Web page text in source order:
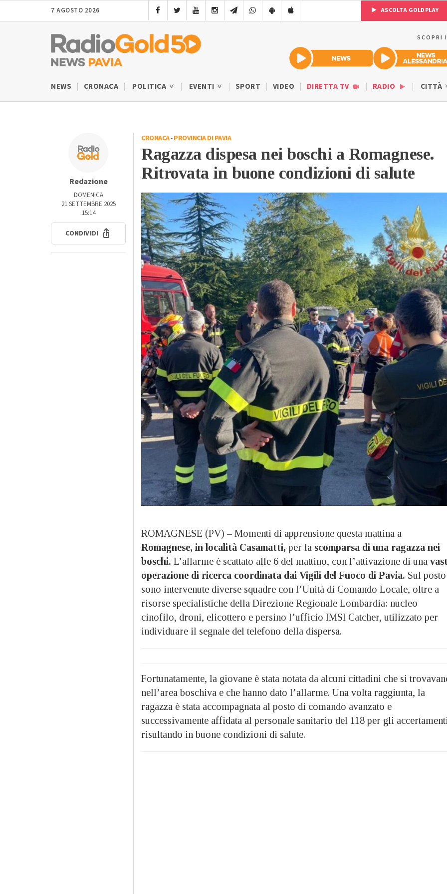
7 AGOSTO 2026 ASCOLTA GOLDPLAY
SCOPRI
NEWS CRONACA POLITICA EVENTI SPORT VIDEO DIRETTA TV RADIO CITTÀ
Redazione
DOMENICA
21 SETTEMBRE 2025
15:14
CONDIVIDI
CRONACA-PROVINCIA DI PAVIA
Ragazza dispesa nei boschi a Romagnese.
Ritrovata in buone condizioni di salute
ROMAGNESE (PV) – Momenti di apprensione questa mattina a
Romagnese, in località Casamatti, per la scomparsa di una ragazza nei
boschi. L’allarme è scattato alle 6 del mattino, con l’attivazione di una
operazione di ricerca coordinata dai Vigili del Fuoco di Pavia. Sul posto
sono intervenute diverse squadre con l’Unità di Comando Locale, oltre a
risorse specialistiche della Direzione Regionale Lombardia: nucleo
cinofilo, droni, elicottero e persino l’ufficio IMSI Catcher, utilizzato per
individuare il segnale del telefono della dispersa.
Fortunatamente, la giovane è stata notata da alcuni cittadini che si
nell’area boschiva e che hanno dato l’allarme. Una volta raggiunta, la
ragazza è stata accompagnata al posto di comando avanzato e
successivamente affidata al personale sanitario del 118 per gli
risultando in buone condizioni di salute.